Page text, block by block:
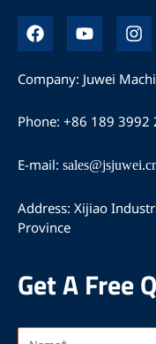
フ
ェ
イ
ス
ブ
ク
ユ
ー
チ
ュ
ー
ブ
イ
ン
ス
タ
ラ
ム
Company: Juwei
Phone: +86 189 3992
E-mail:
Address: Xijiao
Province
Get A Free